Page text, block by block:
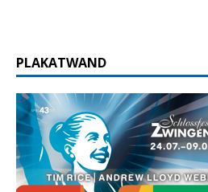
PLAKATWAND